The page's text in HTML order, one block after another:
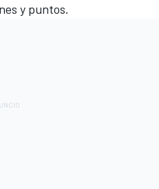
y puntos.